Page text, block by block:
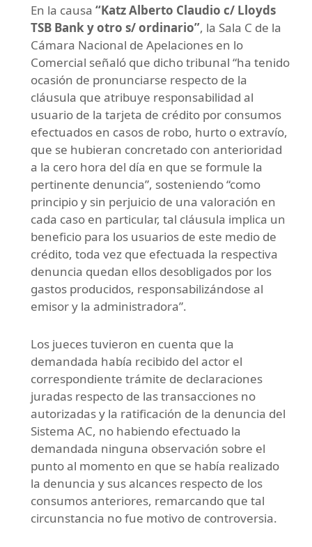
En la causa “Katz Alberto Claudio c/ Lloyds
TSB Bank y otro s/ ordinario”, la Sala C de la
Cámara Nacional de Apelaciones en lo
Comercial señaló que dicho tribunal “ha tenido
ocasión de pronunciarse respecto de la
cláusula que atribuye responsabilidad al
usuario de la tarjeta de crédito por consumos
efectuados en casos de robo, hurto o extravío,
que se hubieran concretado con anterioridad
a la cero hora del día en que se formule la
pertinente denuncia”, sosteniendo “como
principio y sin perjuicio de una valoración en
cada caso en particular, tal cláusula implica un
beneficio para los usuarios de este medio de
crédito, toda vez que efectuada la respectiva
denuncia quedan ellos desobligados por los
gastos producidos, responsabilizándose al
emisor y la administradora”.
Los jueces tuvieron en cuenta que la
demandada había recibido del actor el
correspondiente trámite de declaraciones
juradas respecto de las transacciones no
autorizadas y la ratificación de la denuncia del
Sistema AC, no habiendo efectuado la
demandada ninguna observación sobre el
punto al momento en que se había realizado
la denuncia y sus alcances respecto de los
consumos anteriores, remarcando que tal
circunstancia no fue motivo de controversia.